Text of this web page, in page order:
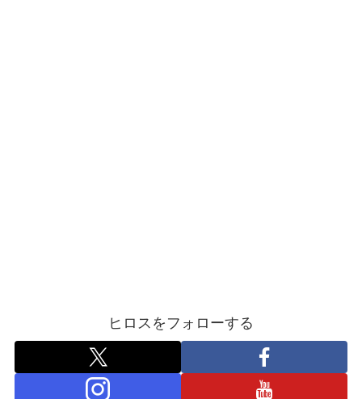
ヒロスをフォローする